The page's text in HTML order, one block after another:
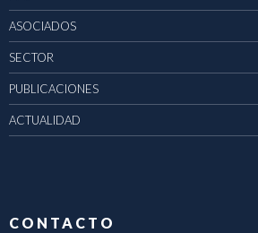
ASOCIADOS
SECTOR
PUBLICACIONES
ACTUALIDAD
CONTACTO